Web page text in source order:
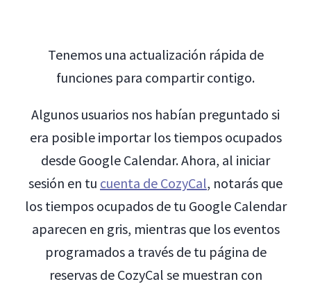
Tenemos una actualización rápida de
funciones para compartir contigo.
Algunos usuarios nos habían preguntado si
era posible importar los tiempos ocupados
desde Google Calendar. Ahora, al iniciar
sesión en tu cuenta de CozyCal, notarás que
los tiempos ocupados de tu Google Calendar
aparecen en gris, mientras que los eventos
programados a través de tu página de
reservas de CozyCal se muestran con